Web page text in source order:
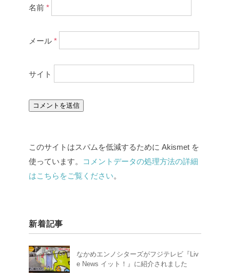
名前 *
メール *
サイト
このサイトはスパムを低減するために Akismet を
使っています。
コメントデータの処理方法の詳細
はこちらをご覧ください。
新着記事
なかめエンノシターズがフジテレビ『Liv
e News イット！』に紹介されました